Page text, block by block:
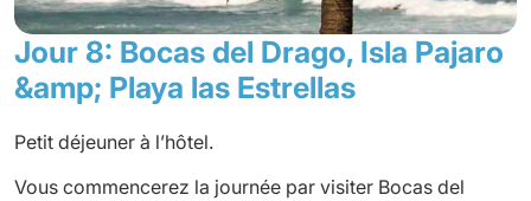
Jour 8: Bocas del Drago, Isla Pajaro
&amp; Playa las Estrellas
Petit déjeuner à l’hôtel.
Vous commencerez la journée par visiter Bocas del